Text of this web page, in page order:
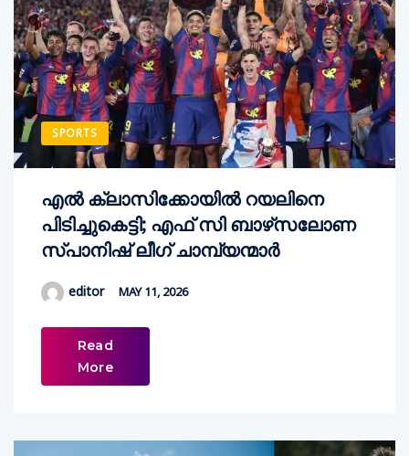
SPORTS
എല്‍ ക്ലാസിക്കോയില്‍ റയലിനെ
പിടിച്ചുകെട്ടി; എഫ് സി ബാഴ്‌സലോണ
സ്പാനിഷ് ലീഗ് ചാമ്പ്യന്മാര്‍
editor MAY 11, 2026
Read
More